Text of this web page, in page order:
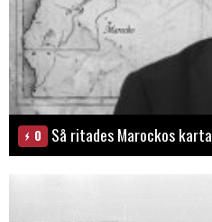
0 Så ritades Marockos karta